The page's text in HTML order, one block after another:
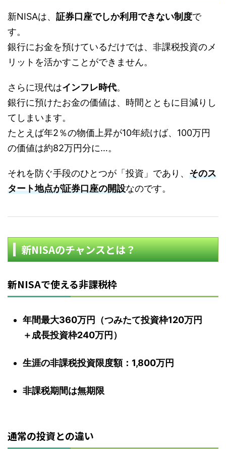
新NISAは、 証券口座でしか利用できない制度で
す。
銀行にお金を預けているだけでは、非課税投資のメ
リットを活かすことができません。
さらに現代はインフレ時代。
銀行に預けたお金の価値は、時間とともに目減りし
てしまいます。
たとえば年2％の物価上昇が10年続けば、100万円
の価値は約82万円分に…。
それを防ぐ手段のひとつが「投資」であり、 そのス
タート地点が証券口座の開設なのです。
新NISAのチャンスとは？
新NISAで使える非課税枠
年間最大360万円（つみたて投資枠120万円
＋成長投資枠240万円）
生涯の非課税投資限度額：1,800万円
非課税期間は無期限
通常の投資との違い